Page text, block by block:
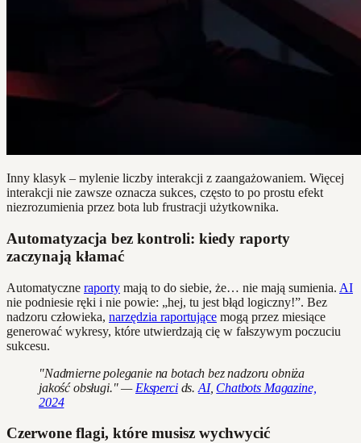
Inny klasyk – mylenie liczby interakcji z zaangażowaniem. Więcej
interakcji nie zawsze oznacza sukces, często to po prostu efekt
niezrozumienia przez bota lub frustracji użytkownika.
Automatyzacja bez kontroli: kiedy raporty
zaczynają kłamać
Automatyczne raporty mają to do siebie, że… nie mają sumienia. AI
nie podniesie ręki i nie powie: „hej, tu jest błąd logiczny!”. Bez
nadzoru człowieka, narzędzia raportujące mogą przez miesiące
generować wykresy, które utwierdzają cię w fałszywym poczuciu
sukcesu.
"Nadmierne poleganie na botach bez nadzoru obniża
jakość obsługi." — Ekspercids. AI, Chatbots Magazine,
2024
Czerwone flagi, które musisz wychwycić